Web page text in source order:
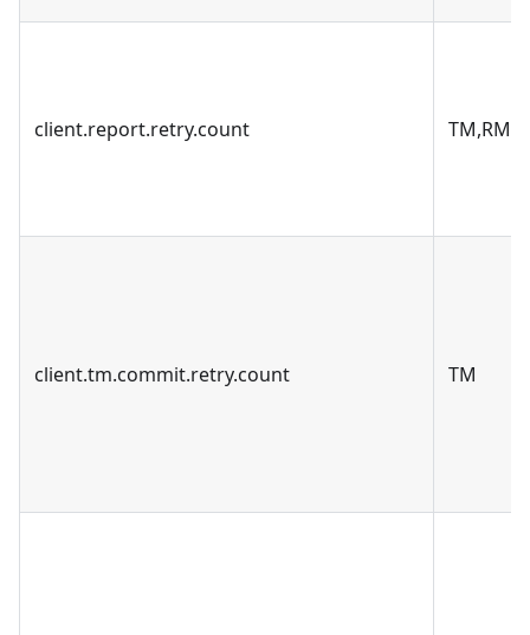
client.report.retry.count TM,RM
client.tm.commit.retry.count TM